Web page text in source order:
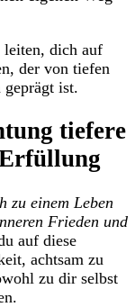
leiten, dich auf
der von tiefen
ist.
tiefere
zu einem Leben
Frieden und
auf diese
achtsam zu
zu dir selbst